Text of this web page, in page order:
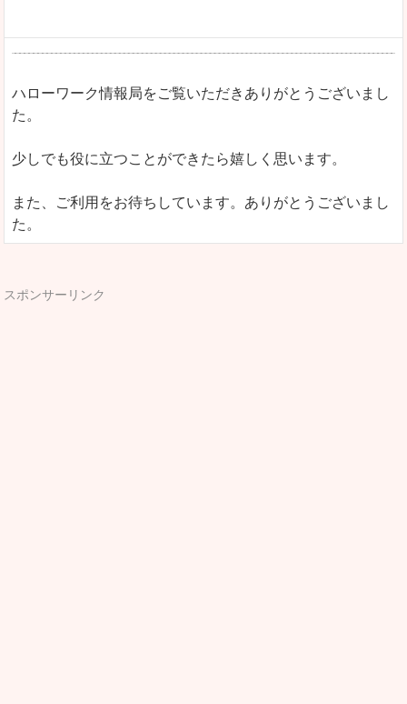
ハローワーク情報局をご覧いただきありがとうございまし
た。
少しでも役に立つことができたら嬉しく思います。
また、ご利用をお待ちしています。ありがとうございまし
た。
スポンサーリンク